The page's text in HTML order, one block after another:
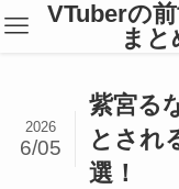
VTuberの
まと
紫宮る
とされ
選！
2026
6/05